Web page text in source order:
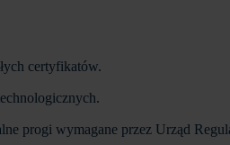
certyfikatów.
progi wymagane przez Urząd